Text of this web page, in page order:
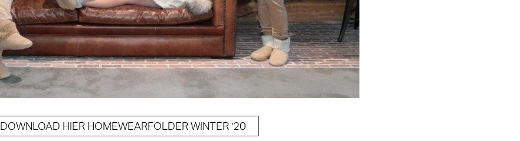
DOWNLOAD HIER HOMEWEARFOLDER WINTER '20